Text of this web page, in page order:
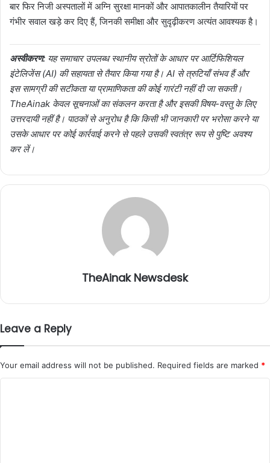
बार फिर निजी अस्पतालों में अग्नि सुरक्षा मानकों और आपातकालीन तैयारियों पर
गंभीर सवाल खड़े कर दिए हैं, जिनकी समीक्षा और सुदृढ़ीकरण अत्यंत आवश्यक है।
अस्वीकरण: यह समाचार उपलब्ध स्थानीय स्रोतों के आधार पर आर्टिफिशियल
इंटेलिजेंस (AI) की सहायता से तैयार किया गया है। AI से त्रुटियाँ संभव हैं और
इस सामग्री की सटीकता या प्रामाणिकता की कोई गारंटी नहीं दी जा सकती।
TheAinak केवल सूचनाओं का संकलन करता है और इसकी विषय-वस्तु के लिए
उत्तरदायी नहीं है। पाठकों से अनुरोध है कि किसी भी जानकारी पर भरोसा करने या
उसके आधार पर कोई कार्रवाई करने से पहले उसकी स्वतंत्र रूप से पुष्टि अवश्य
कर लें।
TheAinak Newsdesk
Leave a Reply
Your email address will not be published. Required fields are marked *